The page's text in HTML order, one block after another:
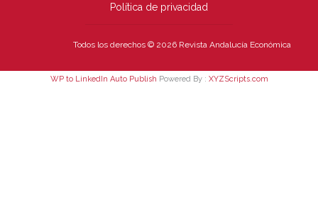
Política de privacidad
Todos los derechos © 2026 Revista Andalucía Económica
WP to LinkedIn Auto Publish Powered By : XYZScripts.com